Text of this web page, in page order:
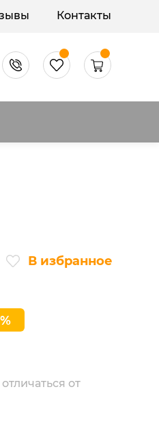
Контакты
В избранное
от